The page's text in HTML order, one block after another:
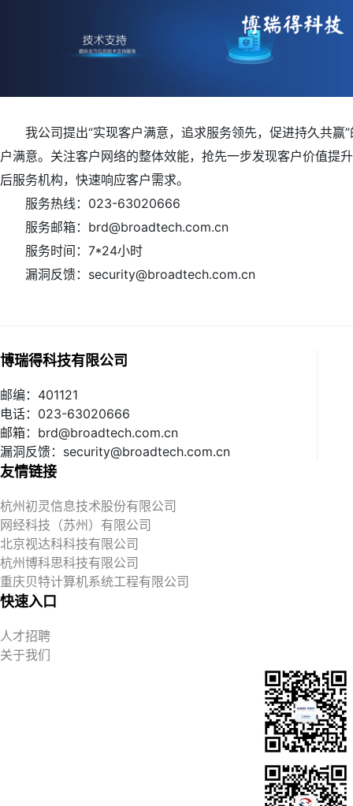
我公司提出“实现客户满意，追求服务领先，促进持久共赢”
户满意。关注客户网络的整体效能，抢先一步发现客户价值提
后服务机构，快速响应客户需求。
服务热线：023-63020666
服务邮箱：brd@broadtech.com.cn
服务时间：7*24小时
漏洞反馈：security@broadtech.com.cn
博瑞得科技有限公司
邮编：401121
电话：023-63020666
邮箱：brd@broadtech.com.cn
漏洞反馈：security@broadtech.com.cn
友情链接
杭州初灵信息技术股份有限公司
网经科技（苏州）有限公司
北京视达科科技有限公司
杭州博科思科技有限公司
重庆贝特计算机系统工程有限公司
快速入口
人才招聘
关于我们